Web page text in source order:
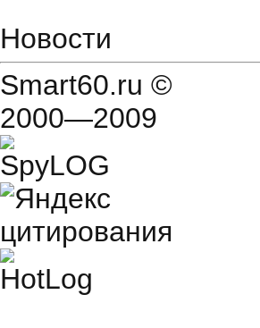
Новости
Smart60.ru ©
2000—2009